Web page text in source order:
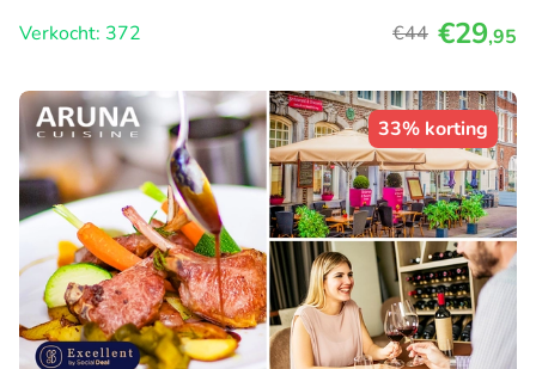
Verkocht: 372
€44 €29,95
33% korting